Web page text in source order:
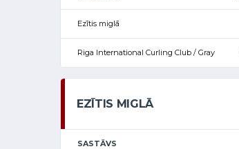
Ezītis miglā
Riga International Curling Club / Gray
EZĪTIS MIGLĀ
SASTĀVS